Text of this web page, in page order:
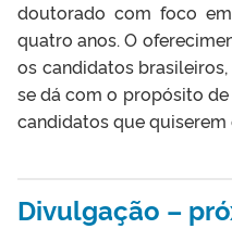
doutorado com foco
quatro anos. O
os candidatos
se dá com o propósito
candidatos que quiserem
Divulgação –